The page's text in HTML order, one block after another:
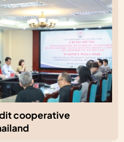
cooperative